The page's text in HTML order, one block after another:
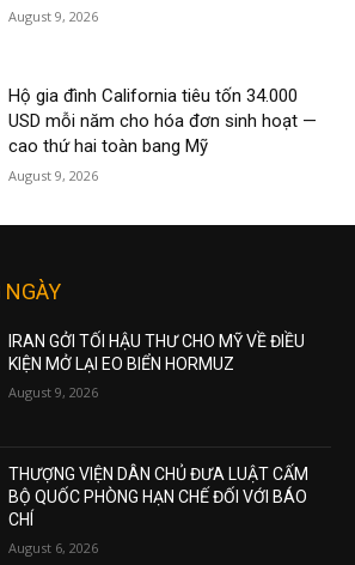
August 9, 2026
Hộ gia đình California tiêu tốn 34.000
USD mỗi năm cho hóa đơn sinh hoạt —
cao thứ hai toàn bang Mỹ
August 9, 2026
IRAN GỞI TỐI HẬU THƯ CHO MỸ VỀ ĐIỀU
KIỆN MỞ LẠI EO BIỂN HORMUZ
August 9, 2026
THƯỢNG VIỆN DÂN CHỦ ĐƯA LUẬT CẤM
BỘ QUỐC PHÒNG HẠN CHẾ ĐỐI VỚI BÁO
CHÍ
August 6, 2026